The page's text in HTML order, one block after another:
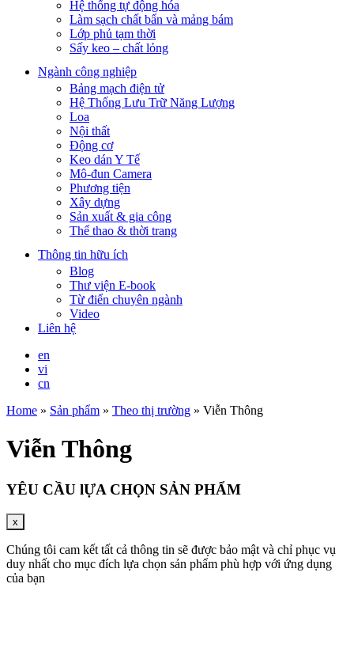
Hệ thống tự động hóa
Làm sạch chất bẩn và mảng bám
Lớp phủ tạm thời
Sấy keo – chất lỏng
Ngành công nghiệp
Bảng mạch điện tử
Hệ Thống Lưu Trữ Năng Lượng
Loa
Nội thất
Động cơ
Keo dán Y Tế
Mô-đun Camera
Phương tiện
Xây dựng
Sản xuất & gia công
Thể thao & thời trang
Thông tin hữu ích
Blog
Thư viện E-book
Từ điển chuyên ngành
Video
Liên hệ
en
vi
cn
Home » Sản phẩm » Theo thị trường » Viễn Thông
Viễn Thông
YÊU CẦU lỰA CHỌN SẢN PHẨM
x
Chúng tôi cam kết tất cả thông tin sẽ được bảo mật và chỉ phục vụ
duy nhất cho mục đích lựa chọn sản phẩm phù hợp với ứng dụng
của bạn